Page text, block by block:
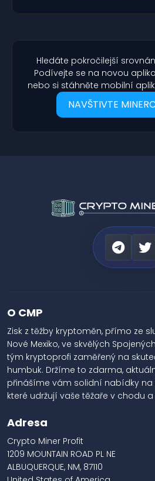
Hledáte pokročilejší
Podívejte se na novou
nebo si stáhněte mobilní
NAVŠTIVTE
O CMP
Zisk z těžby kryptoměn, přímo ze
Nové Mexiko, ve skvělých
tým kryptoprofi zaměřený na
humbuk. Držíme to zdarma,
přinášíme vám solidní nabídky na
které udržují vaše těžaře v chodu
Adresa
Crypto Miner Profit
1209 MOUNTAIN ROAD PL NE
ALBUQUERQUE, NM, 87110